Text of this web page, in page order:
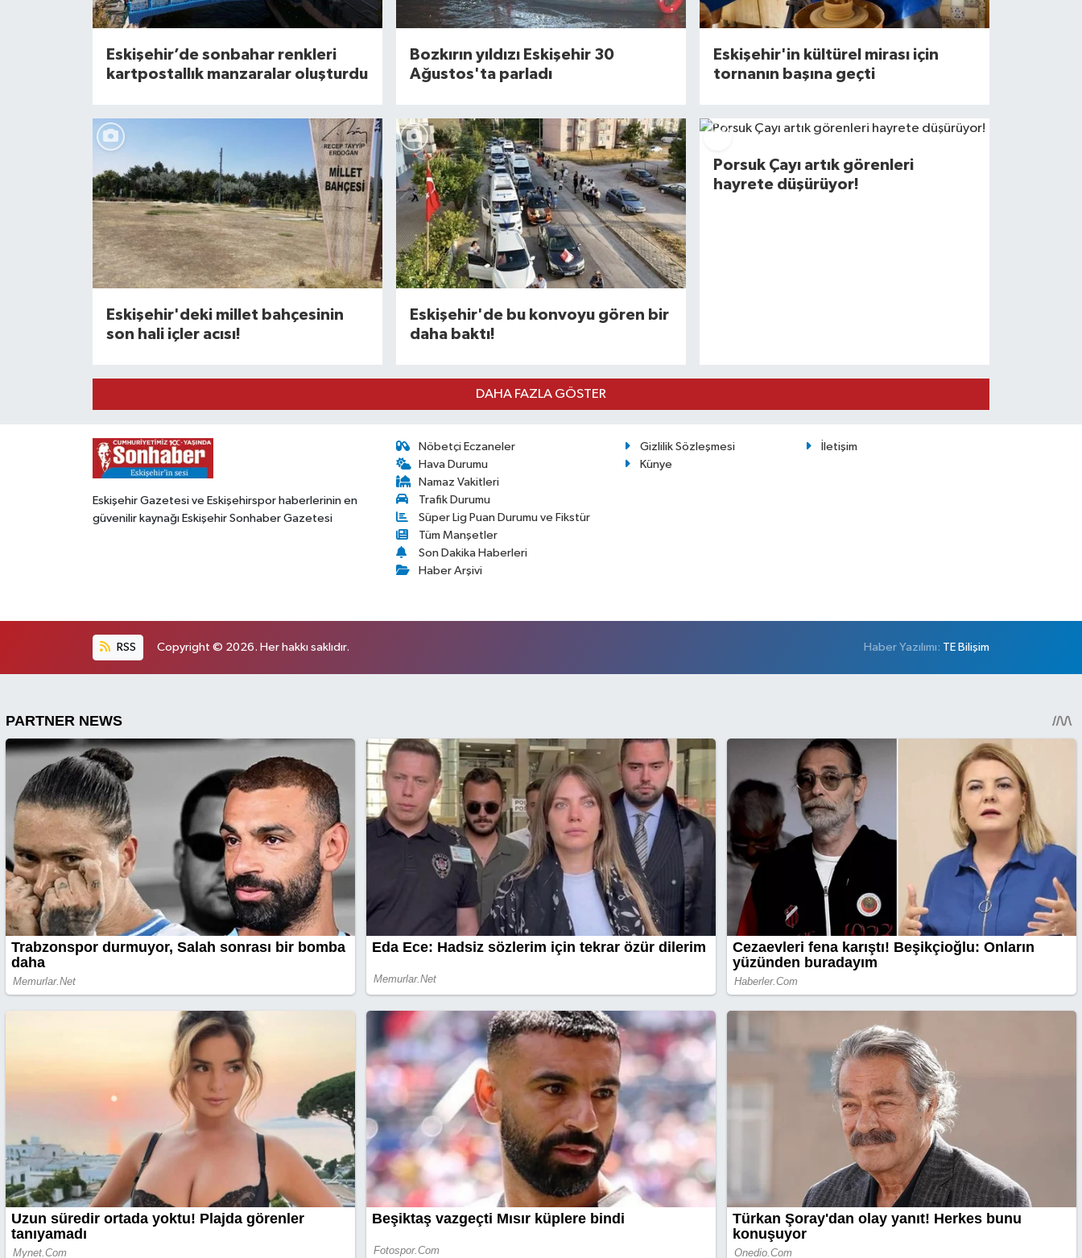
Eskişehir’de sonbahar renkleri
kartpostallık manzaralar oluşturdu
Bozkırın yıldızı Eskişehir 30
Ağustos'ta parladı
Eskişehir'in kültürel mirası için
tornanın başına geçti
Eskişehir'deki millet bahçesinin
son hali içler acısı!
Eskişehir'de bu konvoyu gören bir
daha baktı!
Porsuk Çayı artık görenleri
hayrete düşürüyor!
DAHA FAZLA GÖSTER
Eskişehir Gazetesi ve Eskişehirspor haberlerinin en
güvenilir kaynağı Eskişehir Sonhaber Gazetesi
Nöbetçi Eczaneler
Hava Durumu
Namaz Vakitleri
Trafik Durumu
Süper Lig Puan Durumu ve Fikstür
Tüm Manşetler
Son Dakika Haberleri
Haber Arşivi
Gizlilik Sözleşmesi
İletişim
Künye
RSS Copyright © 2026. Her hakkı saklıdır. Haber Yazılımı: TE Bilişim